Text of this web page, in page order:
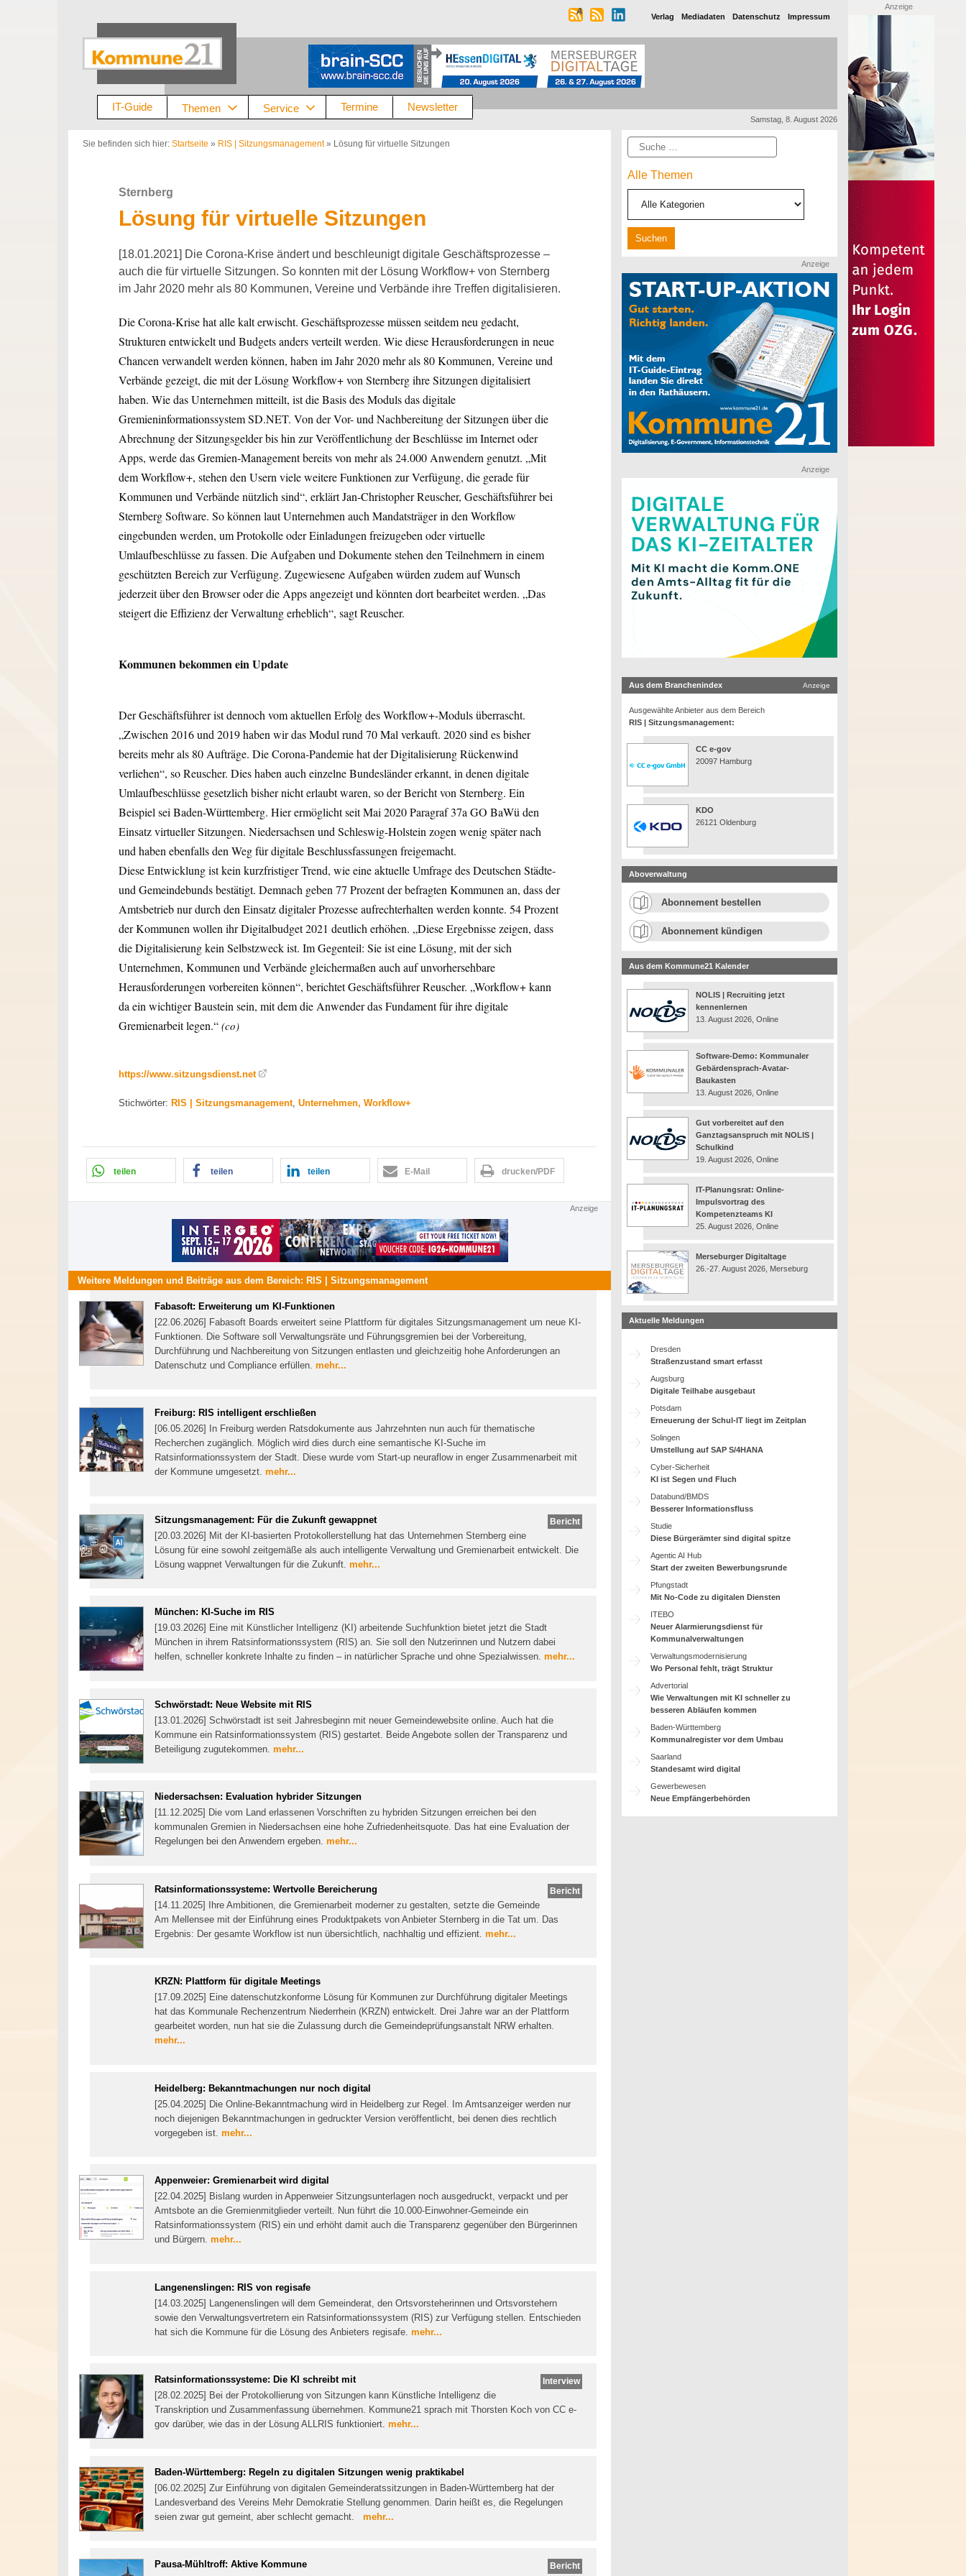
Verlag Mediadaten Datenschutz Impressum
IT-Guide Themen Service Termine Newsletter
Samstag, 8. August 2026
Sie befinden sich hier: Startseite » RIS | Sitzungsmanagement» Lösung für virtuelle Sitzungen
Sternberg
Lösung für virtuelle Sitzungen
[18.01.2021] Die Corona-Krise ändert und beschleunigt digitale Geschäftsprozesse –
auch die für virtuelle Sitzungen. So konnten mit der Lösung Workflow+ von Sternberg
im Jahr 2020 mehr als 80 Kommunen, Vereine und Verbände ihre Treffen digitalisieren.
Die Corona-Krise hat alle kalt erwischt. Geschäftsprozesse müssen seitdem neu gedacht,
Strukturen entwickelt und Budgets anders verteilt werden. Wie diese Herausforderungen in neue
Chancen verwandelt werden können, haben im Jahr 2020 mehr als 80 Kommunen, Vereine und
Verbände gezeigt, die mit der Lösung Workflow+ von Sternberg ihre Sitzungen digitalisiert
haben. Wie das Unternehmen mitteilt, ist die Basis des Moduls das digitale
Gremieninformationssystem SD.NET. Von der Vor- und Nachbereitung der Sitzungen über die
Abrechnung der Sitzungsgelder bis hin zur Veröffentlichung der Beschlüsse im Internet oder
Apps, werde das Gremien-Management bereits von mehr als 24.000 Anwendern genutzt. „Mit
dem Workflow+, stehen den Usern viele weitere Funktionen zur Verfügung, die gerade für
Kommunen und Verbände nützlich sind“, erklärt Jan-Christopher Reuscher, Geschäftsführer bei
Sternberg Software. So können laut Unternehmen auch Mandatsträger in den Workflow
eingebunden werden, um Protokolle oder Einladungen freizugeben oder virtuelle
Umlaufbeschlüsse zu fassen. Die Aufgaben und Dokumente stehen den Teilnehmern in einem
geschützten Bereich zur Verfügung. Zugewiesene Aufgaben würden zudem auf Wunsch
jederzeit über den Browser oder die Apps angezeigt und könnten dort bearbeitet werden. „Das
steigert die Effizienz der Verwaltung erheblich“, sagt Reuscher.
Kommunen bekommen ein Update
Der Geschäftsführer ist dennoch vom aktuellen Erfolg des Workflow+-Moduls überrascht.
„Zwischen 2016 und 2019 haben wir das Modul rund 70 Mal verkauft. 2020 sind es bisher
bereits mehr als 80 Aufträge. Die Corona-Pandemie hat der Digitalisierung Rückenwind
verliehen“, so Reuscher. Dies haben auch einzelne Bundesländer erkannt, in denen digitale
Umlaufbeschlüsse gesetzlich bisher nicht erlaubt waren, so der Bericht von Sternberg. Ein
Beispiel sei Baden-Württemberg. Hier ermöglicht seit Mai 2020 Paragraf 37a GO BaWü den
Einsatz virtueller Sitzungen. Niedersachsen und Schleswig-Holstein zogen wenig später nach
und haben ebenfalls den Weg für digitale Beschlussfassungen freigemacht.
Diese Entwicklung ist kein kurzfristiger Trend, wie eine aktuelle Umfrage des Deutschen Städte-
und Gemeindebunds bestätigt. Demnach geben 77 Prozent der befragten Kommunen an, dass der
Amtsbetrieb nur durch den Einsatz digitaler Prozesse aufrechterhalten werden konnte. 54 Prozent
der Kommunen wollen ihr Digitalbudget 2021 deutlich erhöhen. „Diese Ergebnisse zeigen, dass
die Digitalisierung kein Selbstzweck ist. Im Gegenteil: Sie ist eine Lösung, mit der sich
Unternehmen, Kommunen und Verbände gleichermaßen auch auf unvorhersehbare
Herausforderungen vorbereiten können“, berichtet Geschäftsführer Reuscher. „Workflow+ kann
da ein wichtiger Baustein sein, mit dem die Anwender das Fundament für ihre digitale
Gremienarbeit legen.“ (co)
https://www.sitzungsdienst.net
Stichwörter: RIS | Sitzungsmanagement, Unternehmen, Workflow+
teilen teilen teilen E-Mail drucken/PDF
Anzeige
Weitere Meldungen und Beiträge aus dem Bereich: RIS | Sitzungsmanagement
Fabasoft: Erweiterung um KI-Funktionen
[22.06.2026] Fabasoft Boards erweitert seine Plattform für digitales Sitzungsmanagement um neue KI-
Funktionen. Die Software soll Verwaltungsräte und Führungsgremien bei der Vorbereitung,
Durchführung und Nachbereitung von Sitzungen entlasten und gleichzeitig hohe Anforderungen an
Datenschutz und Compliance erfüllen. mehr...
Freiburg: RIS intelligent erschließen
[06.05.2026] In Freiburg werden Ratsdokumente aus Jahrzehnten nun auch für thematische
Recherchen zugänglich. Möglich wird dies durch eine semantische KI-Suche im
Ratsinformationssystem der Stadt. Diese wurde vom Start-up neuraflow in enger Zusammenarbeit mit
der Kommune umgesetzt. mehr...
Bericht
Sitzungsmanagement: Für die Zukunft gewappnet
[20.03.2026] Mit der KI-basierten Protokollerstellung hat das Unternehmen Sternberg eine
Lösung für eine sowohl zeitgemäße als auch intelligente Verwaltung und Gremienarbeit entwickelt. Die
Lösung wappnet Verwaltungen für die Zukunft. mehr...
München: KI-Suche im RIS
[19.03.2026] Eine mit Künstlicher Intelligenz (KI) arbeitende Suchfunktion bietet jetzt die Stadt
München in ihrem Ratsinformationssystem (RIS) an. Sie soll den Nutzerinnen und Nutzern dabei
helfen, schneller konkrete Inhalte zu finden – in natürlicher Sprache und ohne Spezialwissen. mehr...
Schwörstadt: Neue Website mit RIS
[13.01.2026] Schwörstadt ist seit Jahresbeginn mit neuer Gemeindewebsite online. Auch hat die
Kommune ein Ratsinformationssystem (RIS) gestartet. Beide Angebote sollen der Transparenz und
Beteiligung zugutekommen. mehr...
Niedersachsen: Evaluation hybrider Sitzungen
[11.12.2025] Die vom Land erlassenen Vorschriften zu hybriden Sitzungen erreichen bei den
kommunalen Gremien in Niedersachsen eine hohe Zufriedenheitsquote. Das hat eine Evaluation der
Regelungen bei den Anwendern ergeben. mehr...
Bericht
Ratsinformationssysteme: Wertvolle Bereicherung
[14.11.2025] Ihre Ambitionen, die Gremienarbeit moderner zu gestalten, setzte die Gemeinde
Am Mellensee mit der Einführung eines Produktpakets von Anbieter Sternberg in die Tat um. Das
Ergebnis: Der gesamte Workflow ist nun übersichtlich, nachhaltig und effizient. mehr...
KRZN: Plattform für digitale Meetings
[17.09.2025] Eine datenschutzkonforme Lösung für Kommunen zur Durchführung digitaler Meetings
hat das Kommunale Rechenzentrum Niederrhein (KRZN) entwickelt. Drei Jahre war an der Plattform
gearbeitet worden, nun hat sie die Zulassung durch die Gemeindeprüfungsanstalt NRW erhalten.
mehr...
Heidelberg: Bekanntmachungen nur noch digital
[25.04.2025] Die Online-Bekanntmachung wird in Heidelberg zur Regel. Im Amtsanzeiger werden nur
noch diejenigen Bekanntmachungen in gedruckter Version veröffentlicht, bei denen dies rechtlich
vorgegeben ist. mehr...
Appenweier: Gremienarbeit wird digital
[22.04.2025] Bislang wurden in Appenweier Sitzungsunterlagen noch ausgedruckt, verpackt und per
Amtsbote an die Gremienmitglieder verteilt. Nun führt die 10.000-Einwohner-Gemeinde ein
Ratsinformationssystem (RIS) ein und erhöht damit auch die Transparenz gegenüber den Bürgerinnen
und Bürgern. mehr...
Langenenslingen: RIS von regisafe
[14.03.2025] Langenenslingen will dem Gemeinderat, den Ortsvorsteherinnen und Ortsvorstehern
sowie den Verwaltungsvertretern ein Ratsinformationssystem (RIS) zur Verfügung stellen. Entschieden
hat sich die Kommune für die Lösung des Anbieters regisafe. mehr...
Interview
Ratsinformationssysteme: Die KI schreibt mit
[28.02.2025] Bei der Protokollierung von Sitzungen kann Künstliche Intelligenz die
Transkription und Zusammenfassung übernehmen. Kommune21 sprach mit Thorsten Koch von CC e-
gov darüber, wie das in der Lösung ALLRIS funktioniert. mehr...
Baden-Württemberg: Regeln zu digitalen Sitzungen wenig praktikabel
[06.02.2025] Zur Einführung von digitalen Gemeinderatssitzungen in Baden-Württemberg hat der
Landesverband des Vereins Mehr Demokratie Stellung genommen. Darin heißt es, die Regelungen
seien zwar gut gemeint, aber schlecht gemacht. mehr...
Bericht
Pausa-Mühltroff: Aktive Kommune
Suche
Alle Themen
Anzeige
Anzeige
Aus dem Branchenindex Anzeige
Ausgewählte Anbieter aus dem Bereich
RIS | Sitzungsmanagement:
CC e-gov
20097 Hamburg
KDO
26121 Oldenburg
Aboverwaltung
Abonnement bestellen
Abonnement kündigen
Aus dem Kommune21 Kalender
NOLIS | Recruiting jetzt
kennenlernen
13. August 2026, Online
Software-Demo: Kommunaler
Gebärdensprach-Avatar-
Baukasten
13. August 2026, Online
Gut vorbereitet auf den
Ganztagsanspruch mit NOLIS |
Schulkind
19. August 2026, Online
IT-Planungsrat: Online-
Impulsvortrag des
Kompetenzteams KI
25. August 2026, Online
Merseburger Digitaltage
26.-27. August 2026, Merseburg
Aktuelle Meldungen
Dresden
Straßenzustand smart erfasst
Augsburg
Digitale Teilhabe ausgebaut
Potsdam
Erneuerung der Schul-IT liegt im Zeitplan
Solingen
Umstellung auf SAP S/4HANA
Cyber-Sicherheit
KI ist Segen und Fluch
Databund/BMDS
Besserer Informationsfluss
Studie
Diese Bürgerämter sind digital spitze
Agentic AI Hub
Start der zweiten Bewerbungsrunde
Pfungstadt
Mit No-Code zu digitalen Diensten
ITEBO
Neuer Alarmierungsdienst für
Kommunalverwaltungen
Verwaltungsmodernisierung
Wo Personal fehlt, trägt Struktur
Advertorial
Wie Verwaltungen mit KI schneller zu
besseren Abläufen kommen
Baden-Württemberg
Kommunalregister vor dem Umbau
Saarland
Standesamt wird digital
Gewerbewesen
Neue Empfängerbehörden
Anzeige